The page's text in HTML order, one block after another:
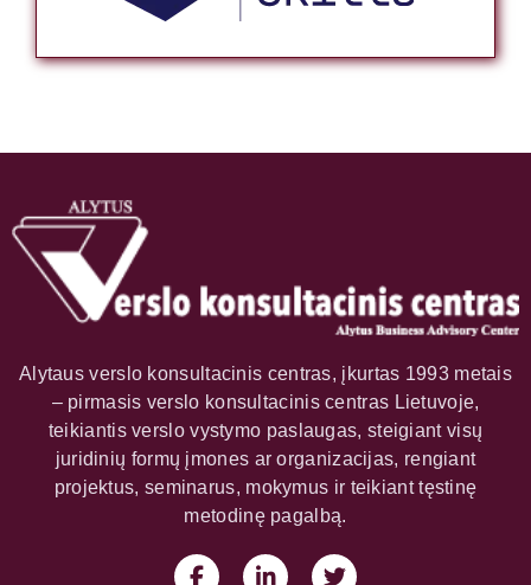
Alytaus verslo konsultacinis centras, įkurtas 1993 metais
– pirmasis verslo konsultacinis centras Lietuvoje,
teikiantis verslo vystymo paslaugas, steigiant visų
juridinių formų įmones ar organizacijas, rengiant
projektus, seminarus, mokymus ir teikiant tęstinę
metodinę pagalbą.